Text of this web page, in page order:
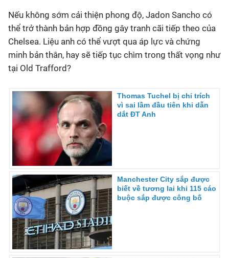
Nếu không sớm cải thiện phong độ, Jadon Sancho có
thể trở thành bản hợp đồng gây tranh cãi tiếp theo của
Chelsea. Liệu anh có thể vượt qua áp lực và chứng
minh bản thân, hay sẽ tiếp tục chìm trong thất vọng như
tại Old Trafford?
Thomas Tuchel bị chỉ trích
vì sai lầm đầu tiên khi dẫn
dắt ĐT Anh
Manchester City sắp được
biết về tương lai khi 115 cáo
buộc sắp được công bố